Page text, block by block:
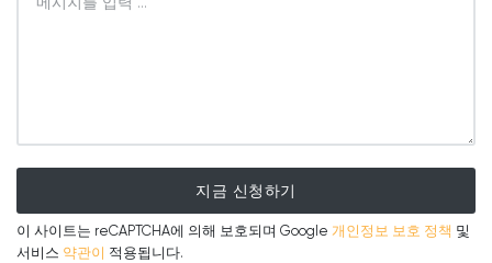
지금 신청하기
이 사이트는 reCAPTCHA에 의해 보호되며 Google 개인정보 보호 정책 및
서비스 약관이 적용됩니다.